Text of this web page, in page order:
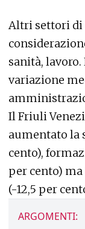
Altri settori di
sanità, lavoro.
variazione
Il Friuli
aumentato la
cento),
per cento)
(-12,5 per
ARGOMENTI: